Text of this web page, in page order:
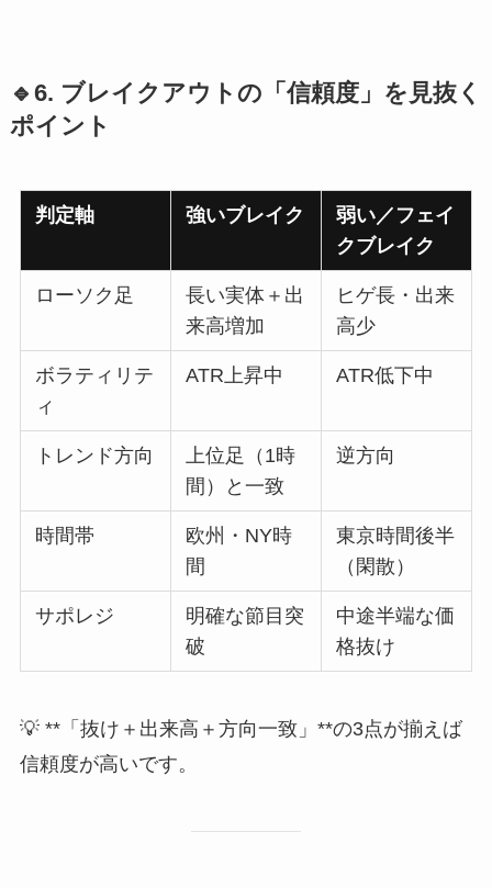
🔹6. ブレイクアウトの「信頼度」を見抜く
ポイント
判定軸 強いブレイク
弱い／フェイ
クブレイク
ローソク足
長い実体＋出
来高増加
ヒゲ長・出来
高少
ボラティリテ
ィ
ATR上昇中 ATR低下中
トレンド方向
上位足（1時
間）と一致
逆方向
時間帯
欧州・NY時
間
東京時間後半
（閑散）
サポレジ
明確な節目突
破
中途半端な価
格抜け
💡 **「抜け＋出来高＋方向一致」**の3点が揃えば
信頼度が高いです。